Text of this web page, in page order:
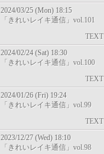
2024/03/25 (Mon) 18:15
「きれいレイキ通信」vol.101
TEXT
2024/02/24 (Sat) 18:30
「きれいレイキ通信」vol.100
TEXT
2024/01/26 (Fri) 19:24
「きれいレイキ通信」vol.99
TEXT
2023/12/27 (Wed) 18:10
「きれいレイキ通信」vol.98